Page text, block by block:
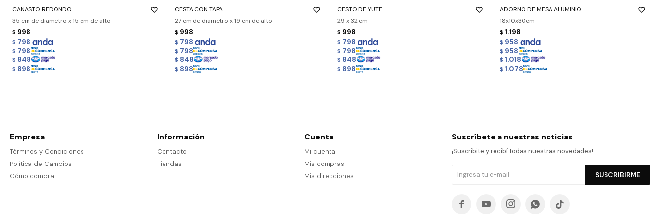
CANASTO REDONDO
35 cm de diametro x 15 cm de alto
$ 998
$ 798
$ 798
$ 848
$ 898
CESTA CON TAPA
27 cm de diametro x 19 cm de alto
$ 998
$ 798
$ 798
$ 848
$ 898
CESTO DE YUTE
29 x 32 cm
$ 998
$ 798
$ 798
$ 848
$ 898
ADORNO DE MESA ALUMINIO
18x10x30cm
$ 1.198
$ 958
$ 958
$ 1.018
$ 1.078
Empresa
Términos y Condiciones
Política de Cambios
Cómo comprar
Información
Contacto
Tiendas
Cuenta
Mi cuenta
Mis compras
Mis direcciones
Suscríbete a nuestras noticias
¡Suscribite y recibí todas nuestras novedades!
SUSCRIBIRME
    